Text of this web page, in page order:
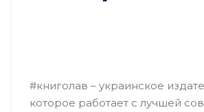
#книголав – украинское
которое работает с лучшей